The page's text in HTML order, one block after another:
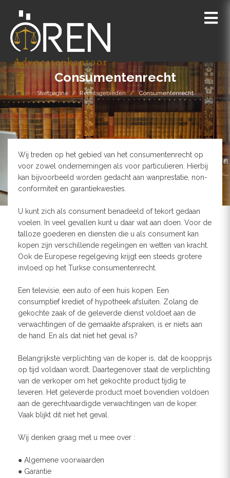
Consumentenrecht
Startpagina Rechtsgebieden Consumentenrecht
Wij treden op het gebied van het consumentenrecht op
voor zowel ondernemingen als voor particulieren. Hierbij
kan bijvoorbeeld worden gedacht aan wanprestatie, non-
conformiteit en garantiekwesties.
U kunt zich als consument benadeeld of tekort gedaan
voelen. In veel gevallen kunt u daar wat aan doen. Voor de
talloze goederen en diensten die u als consument kan
kopen zijn verschillende regelingen en wetten van kracht.
Ook de Europese regelgeving krijgt een steeds grotere
invloed op het Turkse consumentenrecht.
Een televisie, een auto of een huis kopen. Een
consumptief krediet of hypotheek afsluiten. Zolang de
gekochte zaak of de geleverde dienst voldoet aan de
verwachtingen of de gemaakte afspraken, is er niets aan
de hand. En als dat niet het geval is?
Belangrijkste verplichting van de koper is, dat de koopprijs
op tijd voldaan wordt. Daartegenover staat de verplichting
van de verkoper om het gekochte product tijdig te
leveren. Het geleverde product moet bovendien voldoen
aan de gerechtvaardigde verwachtingen van de koper.
Vaak blijkt dit niet het geval.
Wij denken graag met u mee over :
● Algemene voorwaarden
● Garantie